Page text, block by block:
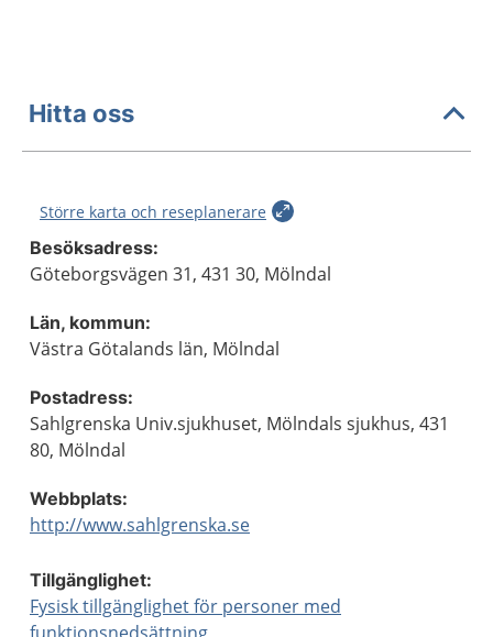
Hitta oss
Större karta och reseplanerare
Besöksadress:
Göteborgsvägen 31, 431 30, Mölndal
Län, kommun:
Västra Götalands län, Mölndal
Postadress:
Sahlgrenska Univ.sjukhuset, Mölndals sjukhus, 431
80, Mölndal
Webbplats:
http://www.sahlgrenska.se
Tillgänglighet:
Fysisk tillgänglighet för personer med